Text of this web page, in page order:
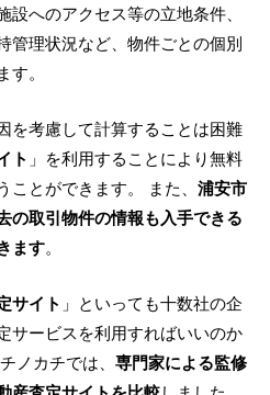
へのアクセス等の立地条件、
管理状況など、物件ごとの個別
。
を考慮して計算することは困難
ト 」を利用することにより無料
とができます。 また、 浦安市
の取引物件の情報も入手できる
ます。
サイト 」といっても十数社の企
サービスを利用すればいいのか
ノカチでは、 専門家による監修